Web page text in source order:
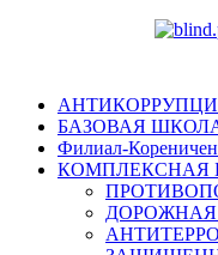
БАЗОВАЯ
Филиал-
КОМПЛЕКСНАЯ
ДОРОЖНАЯ